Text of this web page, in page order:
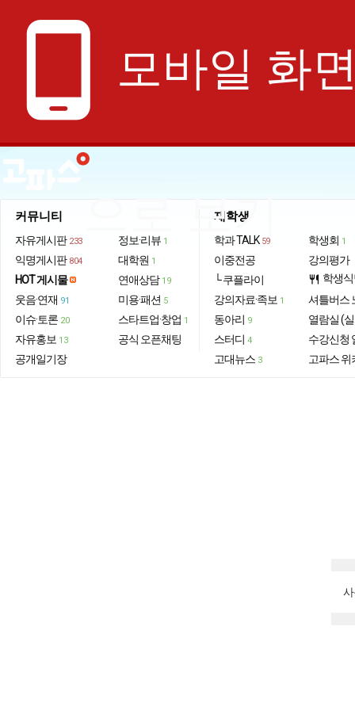
phone_android 모바일 화
으로 보기
커뮤니티
자유게시판 233
익명게시판 804
HOT 게시물
웃음·연재 91
이슈·토론 20
자유홍보 13
공개일기장
정보·리뷰 1
대학원 1
연애상담 19
미용·패션 5
스타트업·창업 1
공식 오픈채팅
재학생
학과 TALK 59
이중전공
└ 쿠플라이
강의자료·족보 1
동아리 9
스터디 4
고대뉴스 3
학생회 1
강의평가
restaurant 학생
셔틀버스
열람실 (
수강신청
고파스 위